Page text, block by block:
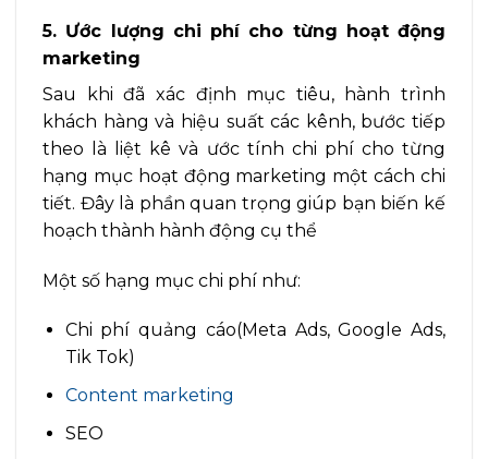
5. Ước lượng chi phí cho từng hoạt động
marketing
Sau khi đã xác định mục tiêu, hành trình
khách hàng và hiệu suất các kênh, bước tiếp
theo là liệt kê và ước tính chi phí cho từng
hạng mục hoạt động marketing một cách chi
tiết. Đây là phần quan trọng giúp bạn biến kế
hoạch thành hành động cụ thể
Một số hạng mục chi phí như:
Chi phí quảng cáo(Meta Ads, Google Ads,
Tik Tok)
Content marketing
SEO